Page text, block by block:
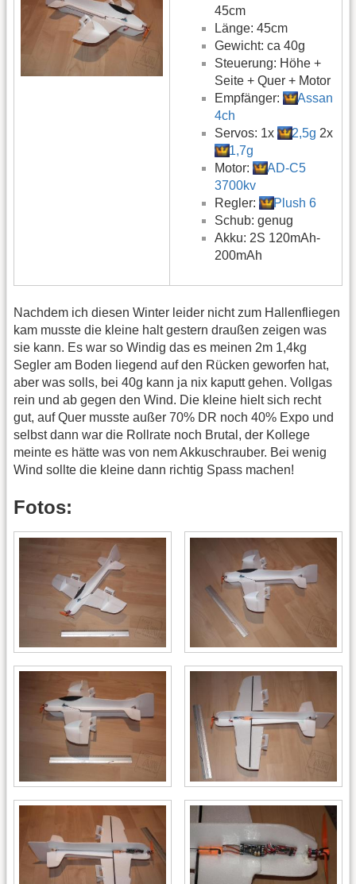
45cm
Länge: 45cm
Gewicht: ca 40g
Steuerung: Höhe +
Seite + Quer + Motor
Empfänger:
Assan
4ch
Servos: 1x
2,5g 2x
1,7g
Motor:
AD-C5
3700kv
Regler:
Plush 6
Schub: genug
Akku: 2S 120mAh-
200mAh
Nachdem ich diesen Winter leider nicht zum Hallenfliegen
kam musste die kleine halt gestern draußen zeigen was
sie kann. Es war so Windig das es meinen 2m 1,4kg
Segler am Boden liegend auf den Rücken geworfen hat,
aber was solls, bei 40g kann ja nix kaputt gehen. Vollgas
rein und ab gegen den Wind. Die kleine hielt sich recht
gut, auf Quer musste außer 70% DR noch 40% Expo und
selbst dann war die Rollrate noch Brutal, der Kollege
meinte es hätte was von nem Akkuschrauber. Bei wenig
Wind sollte die kleine dann richtig Spass machen!
Fotos: